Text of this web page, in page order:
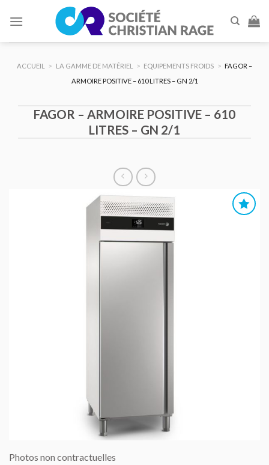
ACCUEIL > LA GAMME DE MATÉRIEL > EQUIPEMENTS FROIDS > FAGOR –
ARMOIRE POSITIVE – 610 LITRES – GN 2/1
FAGOR – ARMOIRE POSITIVE – 610
LITRES – GN 2/1
Photos non contractuelles